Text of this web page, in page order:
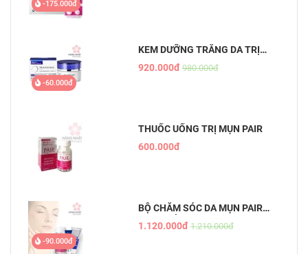
-175.000đ
-60.000đ
KEM DƯỠNG TRẮNG DA TRỊ
NÁM ĐÊM TRANSINO
WHITENING REPAIR CREAM EX
920.000đ 980.000đ
THUỐC UỐNG TRỊ MỤN PAIR
600.000đ
-90.000đ
BỘ CHĂM SÓC DA MỤN PAIR
NHẬT BẢN
1.120.000đ 1.210.000đ